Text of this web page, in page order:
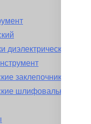
диэлектрические
заклепочники
шлифовальные